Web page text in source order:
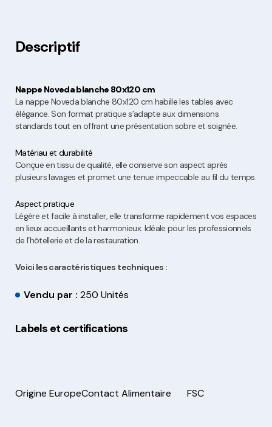
Descriptif
Nappe Noveda blanche 80x120 cm
La nappe Noveda blanche 80x120 cm habille les tables avec
élégance. Son format pratique s’adapte aux dimensions
standards tout en offrant une présentation sobre et soignée.
Matériau et durabilité
Conçue en tissu de qualité, elle conserve son aspect après
plusieurs lavages et promet une tenue impeccable au fil du temps.
Aspect pratique
Légère et facile à installer, elle transforme rapidement vos espaces
en lieux accueillants et harmonieux. Idéale pour les professionnels
de l’hôtellerie et de la restauration.
Voici les caractéristiques techniques :
Vendu par : 250 Unités
Labels et certifications
Origine EuropeContact Alimentaire FSC